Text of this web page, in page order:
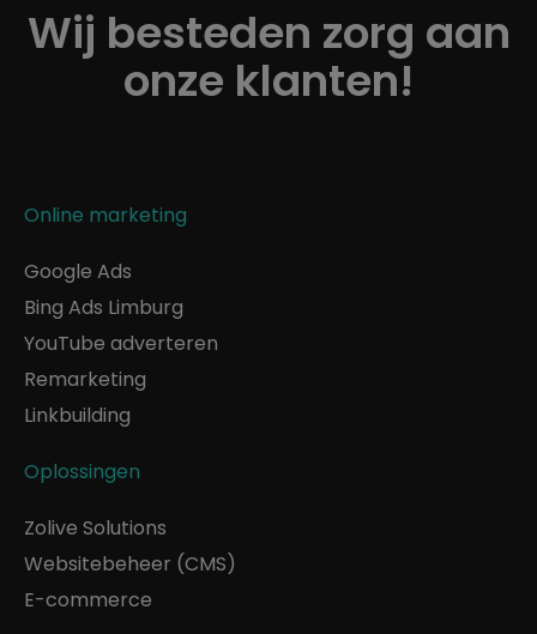
Wij besteden zorg aan
onze klanten!
Online marketing
Google Ads
Bing Ads Limburg
YouTube adverteren
Remarketing
Linkbuilding
Oplossingen
Zolive Solutions
Websitebeheer (CMS)
E-commerce